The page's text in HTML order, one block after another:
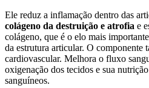
Ele reduz a inflamação dentro das
colágeno da destruição e atrofia e
colágeno, que é o elo mais
da estrutura articular. O componente
cardiovascular. Melhora o fluxo
oxigenação dos tecidos e sua
sanguíneos.